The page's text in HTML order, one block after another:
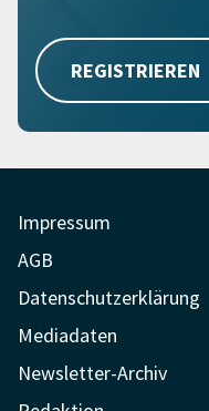
REGISTRIEREN
Impressum
AGB
Datenschutzerklärung
Mediadaten
Newsletter-Archiv